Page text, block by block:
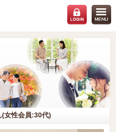
女性会員:30代)